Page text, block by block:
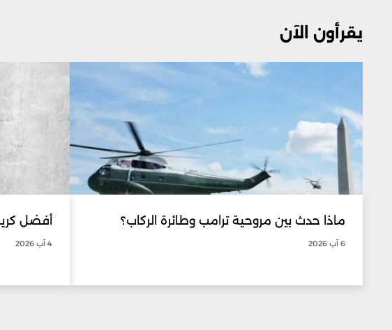
يقرأون الآن
ماذا حدث بين مروحية ترامب وطائرة الركاب؟
6 آب 2026
أفضل
4 آب 2026